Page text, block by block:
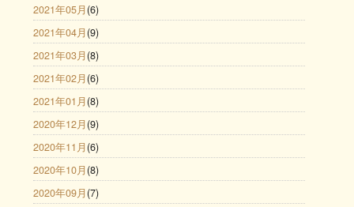
2021年05月 (6)
2021年04月 (9)
2021年03月 (8)
2021年02月 (6)
2021年01月 (8)
2020年12月 (9)
2020年11月 (6)
2020年10月 (8)
2020年09月 (7)